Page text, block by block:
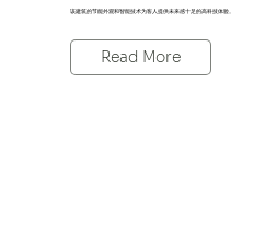
该建筑的节能外观和智能技术为客人提供未来感十足的高科技体验。
Read More